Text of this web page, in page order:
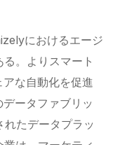
におけるエージ
。よりスマート
な自動化を促進
ータファブリッ
たデータプラッ